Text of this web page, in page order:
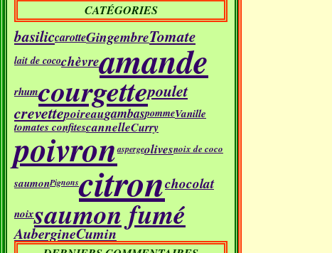
CATÉGORIES
basiliccarotteGingembreTomate
lait de cocochèvreamande
rhumcourgettepoulet
crevettepoireaugambaspommeVanille
tomates confitescannelleCurry
poivronaspergeolivesnoix de coco
saumonPignonscitronchocolat
noixsaumon fumé
AubergineCumin